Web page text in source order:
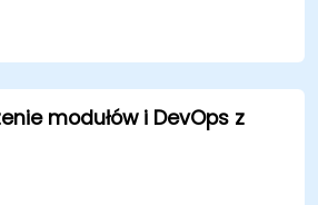
modułów i DevOps z